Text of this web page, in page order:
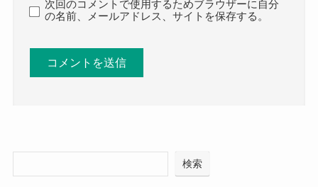
次回のコメントで使用するためブラウザーに自分
の名前、メールアドレス、サイトを保存する。
検索